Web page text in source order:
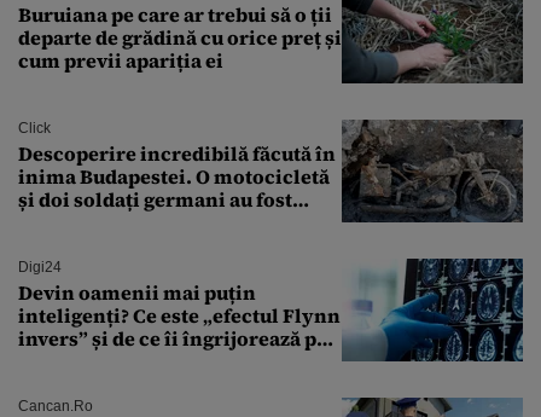
Buruiana pe care ar trebui să o ții
departe de grădină cu orice preț și
cum previi apariția ei
Click
Descoperire incredibilă făcută în
inima Budapestei. O motocicletă
și doi soldați germani au fost
Digi24
Devin oamenii mai puțin
inteligenți? Ce este „efectul Flynn
invers” și de ce îi îngrijorează pe
Cancan.ro